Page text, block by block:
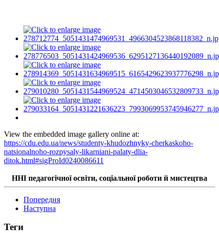
View the embedded image gallery online at:
https://cdu.edu.ua/news/studenty-khudozhnyky-cherkaskoho-
natsionalnoho-rozpysaly-likarniani-palaty-dlia-
ditok.html#sigProId0240086611
ННІ педагогічної освіти, соціальної роботи й мистецтва
Попередня
Наступна
Теги